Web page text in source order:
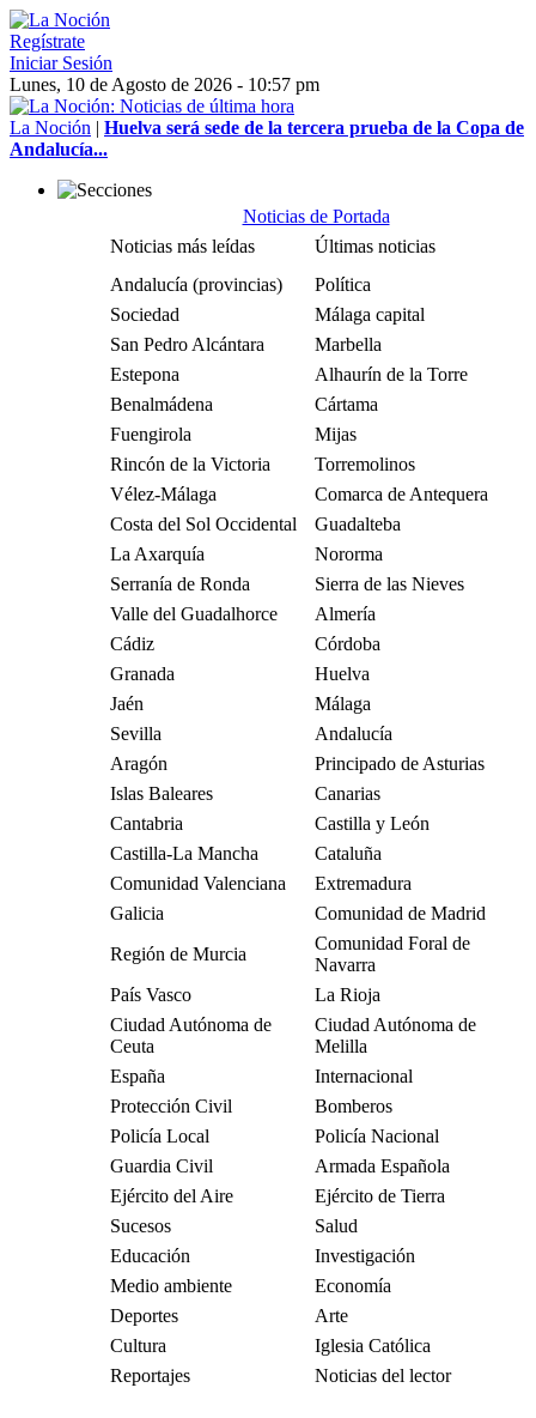
Regístrate
Iniciar Sesión
Lunes, 10 de Agosto de 2026 - 10:57 pm
La Noción | Huelva será sede de la tercera prueba de la Copa de
Andalucía...
Noticias de Portada
Noticias más leídas
Últimas noticias
Andalucía (provincias)
Política
Sociedad
Málaga capital
San Pedro Alcántara
Marbella
Estepona
Alhaurín de la Torre
Benalmádena
Cártama
Fuengirola
Mijas
Rincón de la Victoria
Torremolinos
Vélez-Málaga
Comarca de Antequera
Costa del Sol Occidental
Guadalteba
La Axarquía
Nororma
Serranía de Ronda
Sierra de las Nieves
Valle del Guadalhorce
Almería
Cádiz
Córdoba
Granada
Huelva
Jaén
Málaga
Sevilla
Andalucía
Aragón
Principado de Asturias
Islas Baleares
Canarias
Cantabria
Castilla y León
Castilla-La Mancha
Cataluña
Comunidad Valenciana
Extremadura
Galicia
Comunidad de Madrid
Región de Murcia
Comunidad Foral de
Navarra
País Vasco
La Rioja
Ciudad Autónoma de
Ceuta
Ciudad Autónoma de
Melilla
España
Internacional
Protección Civil
Bomberos
Policía Local
Policía Nacional
Guardia Civil
Armada Española
Ejército del Aire
Ejército de Tierra
Sucesos
Salud
Educación
Investigación
Medio ambiente
Economía
Deportes
Arte
Cultura
Iglesia Católica
Reportajes
Noticias del lector